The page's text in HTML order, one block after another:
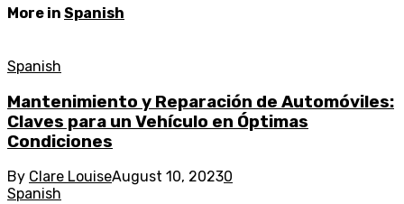
More in Spanish
Spanish
Mantenimiento y Reparación de Automóviles:
Claves para un Vehículo en Óptimas
Condiciones
By Clare LouiseAugust 10, 20230
Spanish